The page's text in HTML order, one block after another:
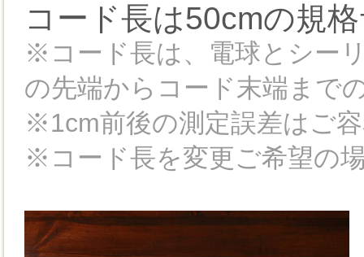
コード長は50cmの規
※コード長は、電球とシー
の先端からコード末端まで
※1cm前後の測定誤差はご
※コード長を変更ご希望の